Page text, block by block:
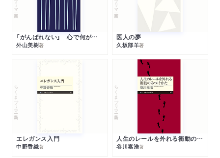
「がんばれない」 心で何が起きているか
外山美樹著
医人の夢
久坂部羊著
ちくまプリマー新書
エレガンス入門
中野香織著
ちくまプリマー新書
人生のレールを外れる衝動のみつけかた
谷川嘉浩著